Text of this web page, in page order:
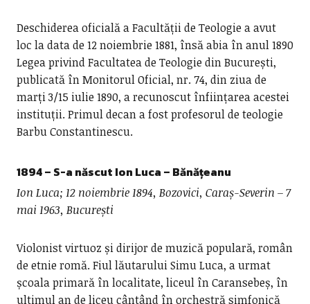
Deschiderea oficială a Facultății de Teologie a avut
loc la data de 12 noiembrie 1881, însă abia în anul 1890
Legea privind Facultatea de Teologie din București,
publicată în Monitorul Oficial, nr. 74, din ziua de
marți 3/15 iulie 1890, a recunoscut înființarea acestei
instituții. Primul decan a fost profesorul de teologie
Barbu Constantinescu.
1894– S-a născut Ion Luca – Bănățeanu
Ion Luca; 12 noiembrie 1894, Bozovici, Caraș-Severin – 7
mai 1963, București
Violonist virtuoz și dirijor de muzică populară, român
de etnie romă. Fiul lăutarului Simu Luca, a urmat
școala primară în localitate, liceul în Caransebeș, în
ultimul an de liceu cântând în orchestră simfonică